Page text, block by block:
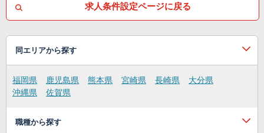
求人条件設定ページに戻る
同エリアから探す
福岡県 鹿児島県 熊本県 宮崎県 長崎県
大分県
沖縄県
佐賀県
職種から探す